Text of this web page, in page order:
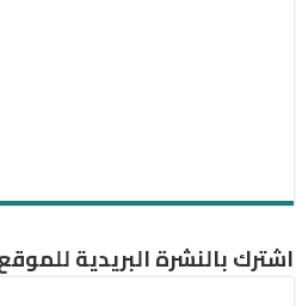
اشترك بالنشرة البريدية